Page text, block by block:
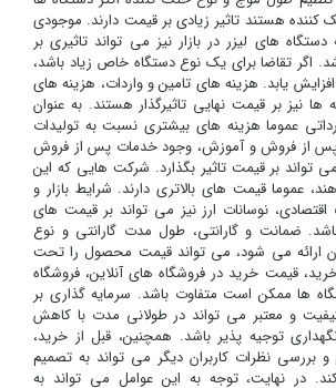
هستند تاثیر زیادی بر قیمت دارند. موجودی
دستگاه های لیزر در بازار نیز می تواند تاثیری بر
اگر تقاضا برای یک نوع دستگاه خاص زیاد باشد،
یابد. هزینه های تامین و واردات، هزینه های
ها نیز بر قیمت نهایی تاثیرگذار هستند. به عنوان
عموما هزینه های بیشتری نسبت به تولیدات
پس از فروش و آموزش، وجود خدمات پس از فروش
تواند بر قیمت تاثیر بگذارد. شرکت هایی که این
عموما قیمت های بالاتری دارند. شرایط بازار و
نوسانات ارز نیز می تواند بر قیمت های
باشد. ضمانت و گارانتی، طول مدت گارانتی و نوع
ارائه می شود، می تواند قیمت محصول را تحت
قیمت خرید در فروشگاه های آنلاین، فروشگاه
ها ممکن است متفاوت باشد. سرمایه گذاری بر
و معتبر می تواند در طولانی مدت با کاهش
توجیه پذیر باشد. همچنین، قبل از خرید،
بررسی نظرات کاربران دیگر می تواند به تصمیم
در نهایت، توجه به این عوامل می تواند به